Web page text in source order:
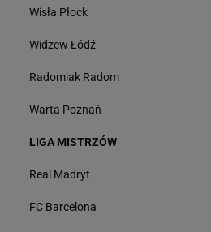
Wisła Płock
Widzew Łódź
Radomiak Radom
Warta Poznań
LIGA MISTRZÓW
Real Madryt
FC Barcelona